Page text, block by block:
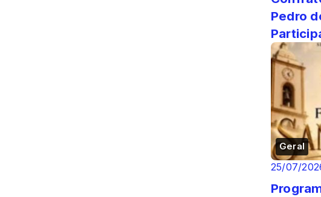
Pedro
em
Geral
25/07/